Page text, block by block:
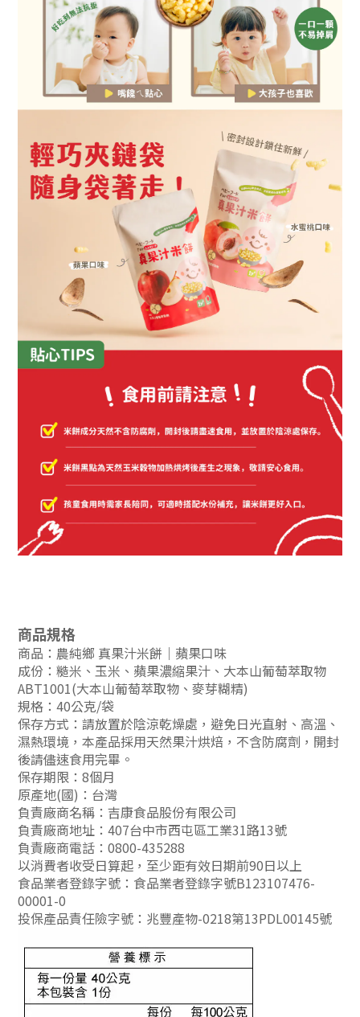
商品規格
商品：農純鄉 真果汁米餅｜蘋果口味
成份：糙米、玉米、蘋果濃縮果汁、大本山葡萄萃取物
ABT1001(大本山葡萄萃取物、麥芽糊精)
規格：40公克/袋
保存方式：請放置於陰涼乾燥處，避免日光直射、高溫、
濕熱環境，本產品採用天然果汁烘焙，不含防腐劑，開封
後請儘速食用完畢。
保存期限：8個月
原產地(國)：台灣
負責廠商名稱：吉康食品股份有限公司
負責廠商地址：407台中市西屯區工業31路13號
負責廠商電話：0800-435288
以消費者收受日算起，至少距有效日期前90日以上
食品業者登錄字號：食品業者登錄字號B123107476-
00001-0
投保產品責任險字號：兆豐產物-0218第13PDL00145號